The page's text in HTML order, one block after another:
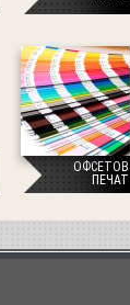
ОФСЕТОВ
ПЕЧАТ